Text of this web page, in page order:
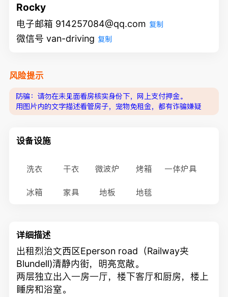
Rocky
电子邮箱 914257084@qq.com 复制
微信号 van-driving 复制
风险提示
防骗：请勿在未见面看房核实身份下，网上支付押金。
用图片内的文字描述看管房子，宠物免租金，都有诈骗嫌疑
设备设施
洗衣 干衣 微波炉 烤箱 一体炉具
冰箱 家具 地板 地毯
详细描述
出租烈治文西区Eperson road（Railway夹
Blundell)清静内街，明亮宽敞。
两层独立出入一房一厅，楼下客厅和厨房，楼上
睡房和浴室。